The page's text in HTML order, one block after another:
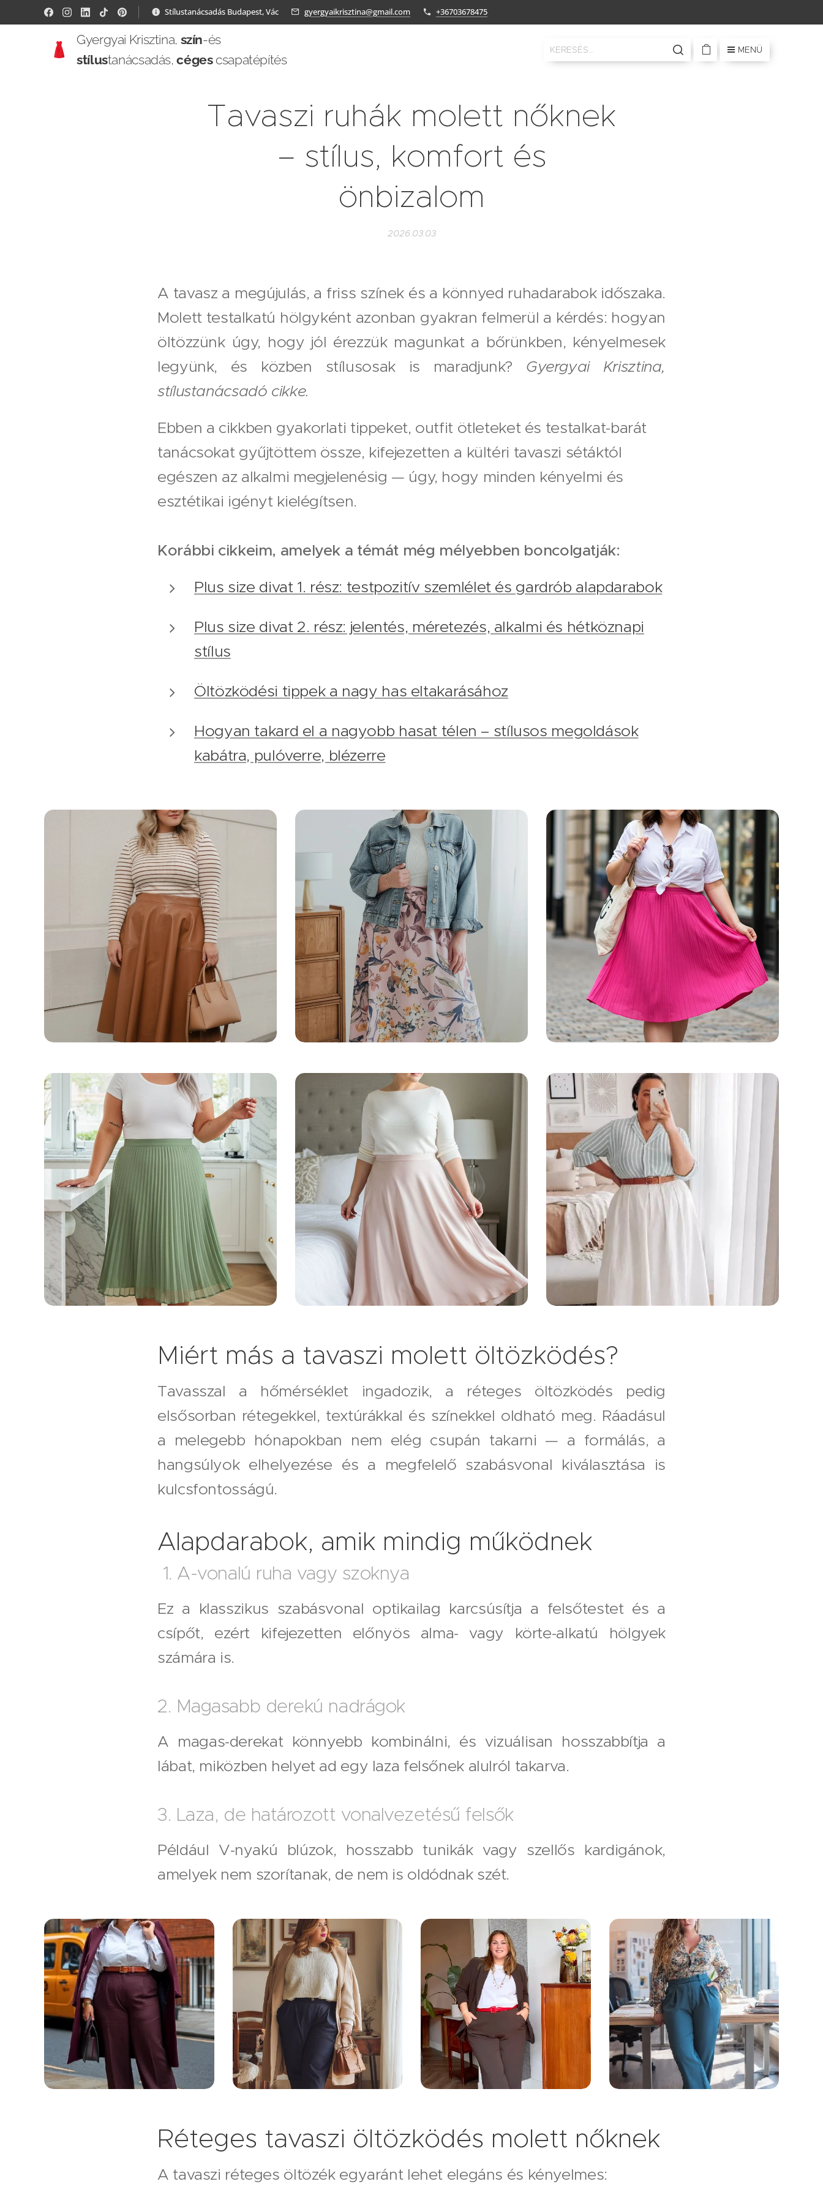
Stílustanácsadás Budapest, Vác gyergyaikrisztina@gmail.com +36703678475
Gyergyai Krisztina, szín-és
stílustanácsadás,cégescsapatépítés
MENÜ
Tavaszi ruhák molett nőknek
– stílus, komfort és
önbizalom
2026.03.03
A tavasz a megújulás, a friss színek és a könnyed ruhadarabok időszaka.
Molett testalkatú hölgyként azonban gyakran felmerül a kérdés: hogyan
öltözzünk úgy, hogy jól érezzük magunkat a bőrünkben, kényelmesek
legyünk, és közben stílusosak is maradjunk? Gyergyai Krisztina,
stílustanácsadó cikke.
Ebben a cikkben gyakorlati tippeket, outfit ötleteket és testalkat-barát
tanácsokat gyűjtöttem össze, kifejezetten a kültéri tavaszi sétáktól
egészen az alkalmi megjelenésig — úgy, hogy minden kényelmi és
esztétikai igényt kielégítsen.
Korábbi cikkeim, amelyek a témát még mélyebben boncolgatják:
Plus size divat 1. rész: testpozitív szemlélet és gardrób alapdarabok
Plus size divat 2. rész: jelentés, méretezés, alkalmi és hétköznapi
stílus
Öltözködési tippek a nagy has eltakarásához
Hogyan takard el a nagyobb hasat télen – stílusos megoldások
kabátra, pulóverre, blézerre
Miért más a tavaszi molett öltözködés?
Tavasszal a hőmérséklet ingadozik, a réteges öltözködés pedig
elsősorban rétegekkel, textúrákkal és színekkel oldható meg. Ráadásul
a melegebb hónapokban nem elég csupán takarni — a formálás, a
hangsúlyok elhelyezése és a megfelelő szabásvonal kiválasztása is
kulcsfontosságú.
Alapdarabok, amik mindig működnek
1. A-vonalú ruha vagy szoknya
Ez a klasszikus szabásvonal optikailag karcsúsítja a felsőtestet és a
csípőt, ezért kifejezetten előnyös alma- vagy körte-alkatú hölgyek
számára is.
2. Magasabb derekú nadrágok
A magas-derekat könnyebb kombinálni, és vizuálisan hosszabbítja a
lábat, miközben helyet ad egy laza felsőnek alulról takarva.
3. Laza, de határozott vonalvezetésű felsők
Például V-nyakú blúzok, hosszabb tunikák vagy szellős kardigánok,
amelyek nem szorítanak, de nem is oldódnak szét.
Réteges tavaszi öltözködés molett nőknek
A tavaszi réteges öltözék egyaránt lehet elegáns és kényelmes: